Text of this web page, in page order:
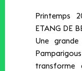
Printemps
ETANG DE
Une
transforme